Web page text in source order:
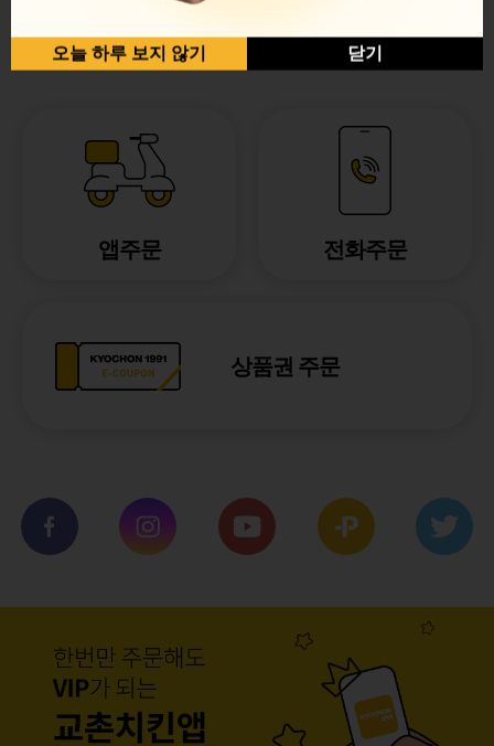
앱주문 전화주문
상품권 주문
오늘 하루 보지 않기 닫기